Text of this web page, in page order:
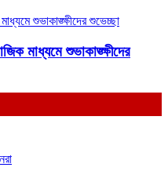
মাধ্যমে শুভাকাঙ্ক্ষীদের